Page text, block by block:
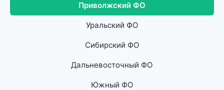
Приволжский ФО
Уральский ФО
Сибирский ФО
Дальневосточный ФО
Южный ФО